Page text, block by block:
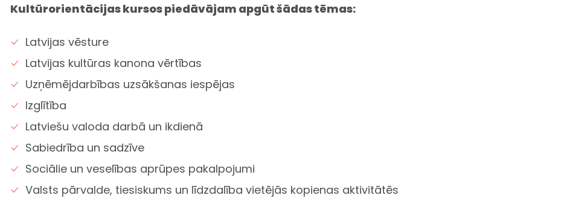
Kultūrorientācijas kursos piedāvājam apgūt šādas tēmas:
Latvijas vēsture
Latvijas kultūras kanona vērtības
Uzņēmējdarbības uzsākšanas iespējas
Izglītība
Latviešu valoda darbā un ikdienā
Sabiedrība un sadzīve
Sociālie un veselības aprūpes pakalpojumi
Valsts pārvalde, tiesiskums un līdzdalība vietējās kopienas aktivitātēs